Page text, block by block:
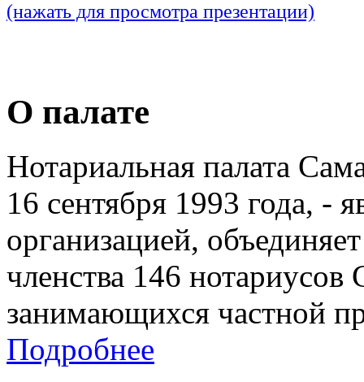
(нажать для просмотра презентации)
О палате
Нотариальная палата
16 сентября 1993 года, -
организацией,
членства 146 нотариусов
занимающихся частной
Подробнее